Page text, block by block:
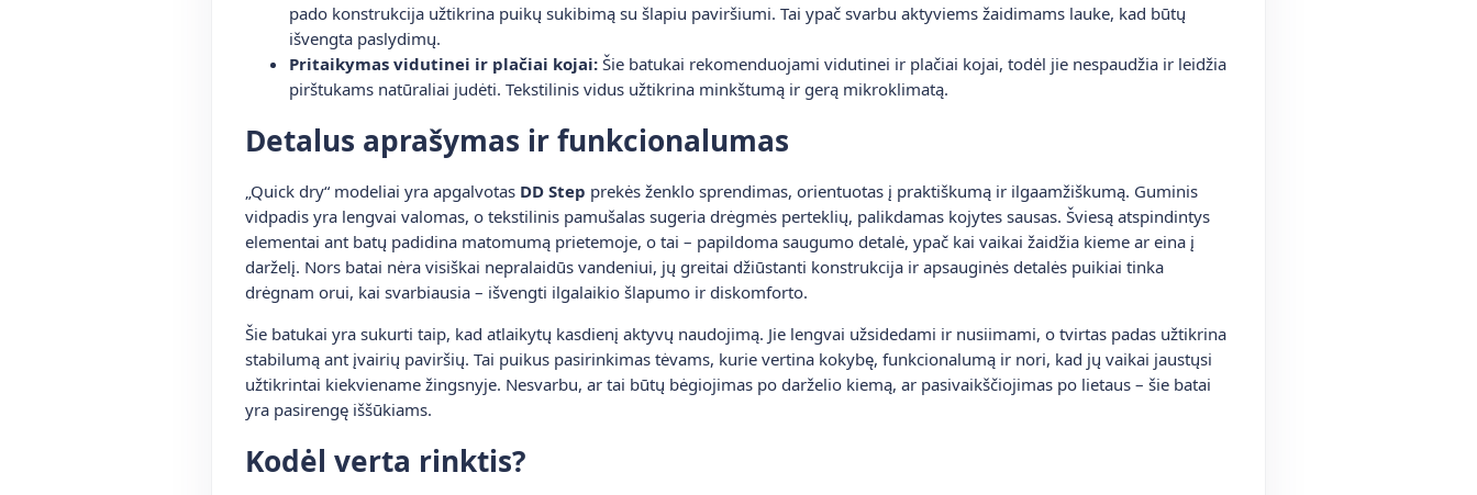
pado konstrukcija užtikrina puikų sukibimą su šlapiu paviršiumi. Tai ypač svarbu aktyviems žaidimams lauke, kad būtų
išvengta paslydimų.
Pritaikymas vidutinei ir plačiai kojai: Šie batukai rekomenduojami vidutinei ir plačiai kojai, todėl jie nespaudžia ir leidžia
pirštukams natūraliai judėti. Tekstilinis vidus užtikrina minkštumą ir gerą mikroklimatą.
Detalus aprašymas ir funkcionalumas
„Quick dry“ modeliai yra apgalvotas DD Step prekės ženklo sprendimas, orientuotas į praktiškumą ir ilgaamžiškumą. Guminis
vidpadis yra lengvai valomas, o tekstilinis pamušalas sugeria drėgmės perteklių, palikdamas kojytes sausas. Šviesą atspindintys
elementai ant batų padidina matomumą prietemoje, o tai – papildoma saugumo detalė, ypač kai vaikai žaidžia kieme ar eina į
darželį. Nors batai nėra visiškai nepralaidūs vandeniui, jų greitai džiūstanti konstrukcija ir apsauginės detalės puikiai tinka
drėgnam orui, kai svarbiausia – išvengti ilgalaikio šlapumo ir diskomforto.
Šie batukai yra sukurti taip, kad atlaikytų kasdienį aktyvų naudojimą. Jie lengvai užsidedami ir nusiimami, o tvirtas padas užtikrina
stabilumą ant įvairių paviršių. Tai puikus pasirinkimas tėvams, kurie vertina kokybę, funkcionalumą ir nori, kad jų vaikai jaustųsi
užtikrintai kiekviename žingsnyje. Nesvarbu, ar tai būtų bėgiojimas po darželio kiemą, ar pasivaikščiojimas po lietaus – šie batai
yra pasirengę iššūkiams.
Kodėl verta rinktis?